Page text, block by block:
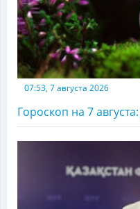
07:53, 7 августа 2026
Гороскоп на 7